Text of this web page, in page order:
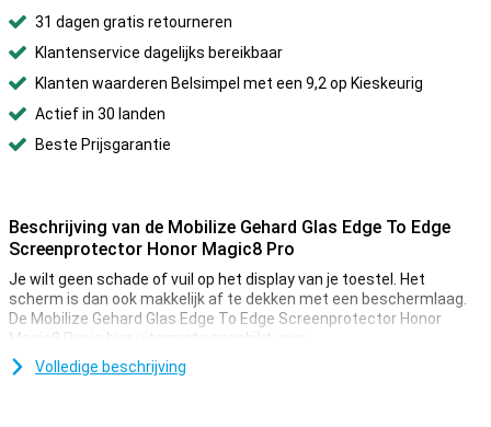
31 dagen gratis retourneren
Klantenservice dagelijks bereikbaar
Klanten waarderen Belsimpel met een 9,2 op Kieskeurig
Actief in 30 landen
Beste Prijsgarantie
Beschrijving van de Mobilize Gehard Glas Edge To Edge
Screenprotector Honor Magic8 Pro
Je wilt geen schade of vuil op het display van je toestel. Het
scherm is dan ook makkelijk af te dekken met een beschermlaag.
De Mobilize Gehard Glas Edge To Edge Screenprotector Honor
Magic8 Pro is hier uitermate geschikt voor.
Volledige beschrijving